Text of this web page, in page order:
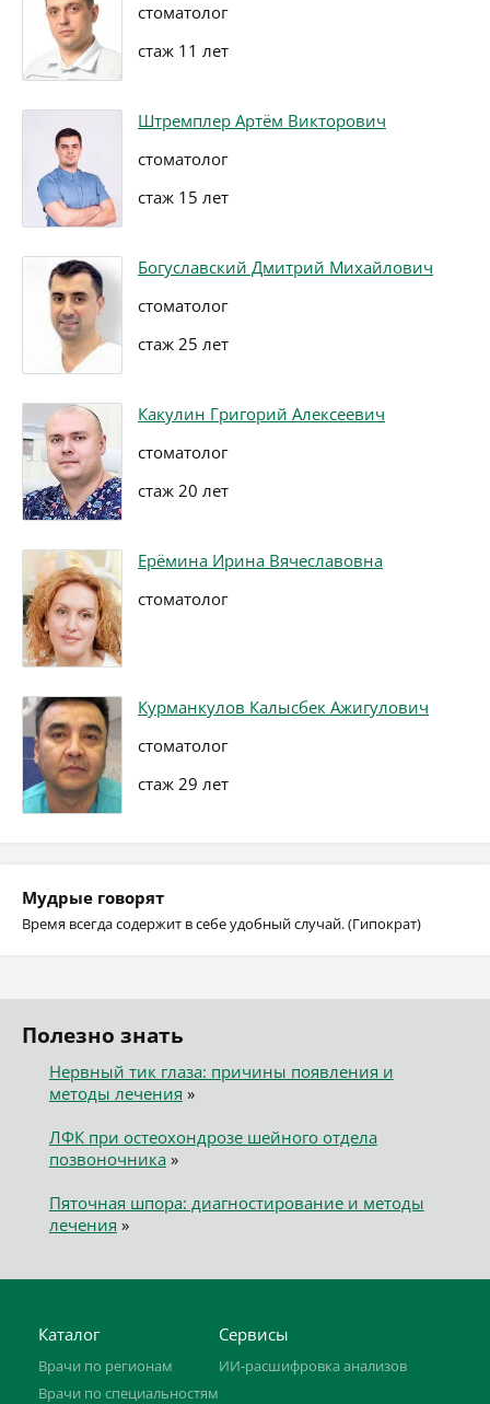
стоматолог
стаж 11 лет
Штремплер Артём Викторович
стоматолог
стаж 15 лет
Богуславский Дмитрий Михайлович
стоматолог
стаж 25 лет
Какулин Григорий Алексеевич
стоматолог
стаж 20 лет
Ерёмина Ирина Вячеславовна
стоматолог
Курманкулов Калысбек Ажигулович
стоматолог
стаж 29 лет
Мудрые говорят
Время всегда содержит в себе удобный случай. (Гипократ)
Полезно знать
Нервный тик глаза: причины появления и
методы лечения »
ЛФК при остеохондрозе шейного отдела
позвоночника»
Пяточная шпора: диагностирование и методы
лечения »
Каталог
Врачи по регионам
Врачи по специальностям
Сервисы
ИИ-расшифровка анализов